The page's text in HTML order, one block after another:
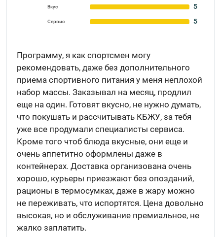
Вкус 5
Сервис 5
Программу, я как спортсмен могу
рекомендовать, даже без дополнительного
приема спортивного питания у меня неплохой
набор массы. Заказывал на месяц, продлил
еще на один. Готовят вкусно, не нужно думать,
что покушать и рассчитывать КБЖУ, за тебя
уже все продумали специалисты сервиса.
Кроме того чтоб блюда вкусные, они еще и
очень аппетитно оформлены даже в
контейнерах. Доставка организована очень
хорошо, курьеры приезжают без опозданий,
рационы в термосумках, даже в жару можно
не переживать, что испортятся. Цена довольно
высокая, но и обслуживание премиальное, не
жалко заплатить.